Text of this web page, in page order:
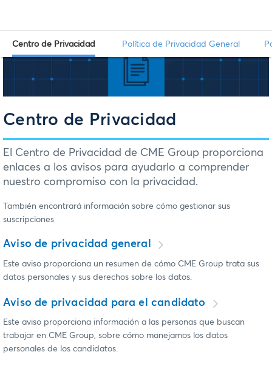
Centro de Privacidad Política de Privacidad General
Centro de Privacidad
El Centro de Privacidad de CME Group proporciona
enlaces a los avisos para ayudarlo a comprender
nuestro compromiso con la privacidad.
También encontrará información sobre cómo gestionar sus
suscripciones
Aviso de privacidad general
Este aviso proporciona un resumen de cómo CME Group trata sus
datos personales y sus derechos sobre los datos.
Aviso de privacidad para el candidato
Este aviso proporciona información a las personas que buscan
trabajar en CME Group, sobre cómo manejamos los datos
personales de los candidatos.